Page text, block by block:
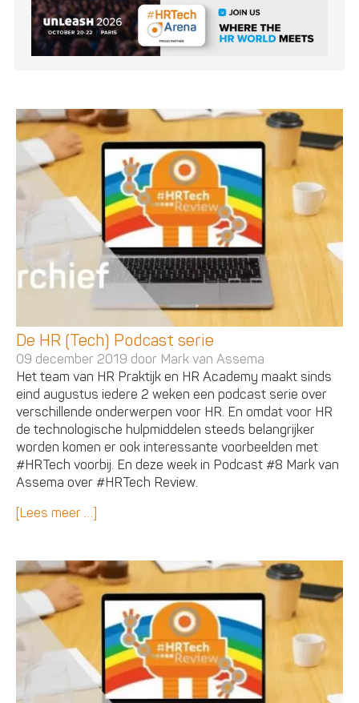
De HR (Tech) Podcast serie
09 december 2019 door Mark van Assema
Het team van HR Praktijk en HR Academy maakt sinds
eind augustus iedere 2 weken een podcast serie over
verschillende onderwerpen voor HR. En omdat voor HR
de technologische hulpmiddelen steeds belangrijker
worden komen er ook interessante voorbeelden met
#HRTech voorbij. En deze week in Podcast #8 Mark van
Assema over #HRTech Review.
[Lees meer …]